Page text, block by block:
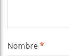
Nombre*